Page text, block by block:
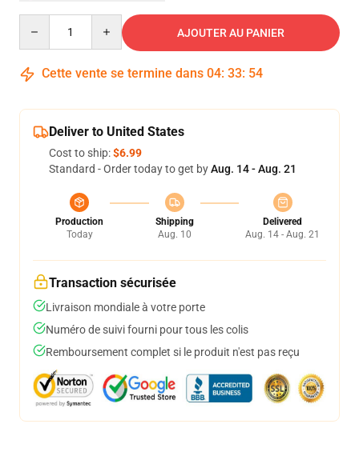
AJOUTER AU PANIER
Cette vente se termine dans 04: 33: 54
Deliver to United States
Cost to ship:$6.99
Standard - Order today to get byAug. 14 - Aug. 21
Production
Today
Shipping
Aug. 10
Delivered
Aug. 14 - Aug. 21
Transaction sécurisée
Livraison mondiale à votre porte
Numéro de suivi fourni pour tous les colis
Remboursement complet si le produit n'est pas reçu